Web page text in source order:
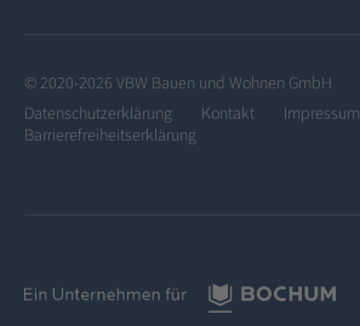
© 2020-2026 VBW Bauen und Wohnen GmbH
Datenschutzerklärung
Kontakt
Impressum
Barrierefreiheitserklärung